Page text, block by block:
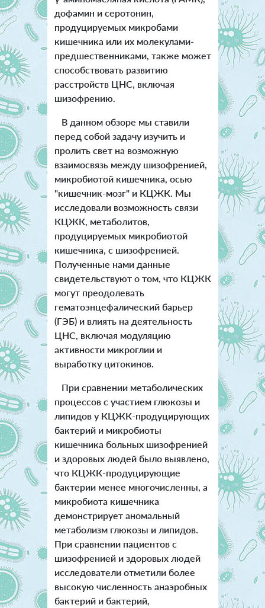
дофамин и серотонин,
продуцируемых микробами
кишечника или их молекулами-
предшественниками, также может
способствовать развитию
расстройств ЦНС, включая
шизофрению.
В данном обзоре мы ставили
перед собой задачу изучить и
пролить свет на возможную
взаимосвязь между шизофренией,
микробиотой кишечника, осью
"кишечник-мозг" и КЦЖК. Мы
исследовали возможность связи
КЦЖК, метаболитов,
продуцируемых микробиотой
кишечника, с шизофренией.
Полученные нами данные
свидетельствуют о том, что КЦЖК
могут преодолевать
гематоэнцефалический барьер
(ГЭБ) и влиять на деятельность
ЦНС, включая модуляцию
активности микроглии и
выработку цитокинов.
При сравнении метаболических
процессов с участием глюкозы и
липидов у КЦЖК-продуцирующих
бактерий и микробиоты
кишечника больных шизофренией
и здоровых людей было выявлено,
что КЦЖК-продуцирующие
бактерии менее многочисленны, а
микробиота кишечника
демонстрирует аномальный
метаболизм глюкозы и липидов.
При сравнении пациентов с
шизофренией и здоровых людей
исследователи отметили более
высокую численность анаэробных
бактерий и бактерий,